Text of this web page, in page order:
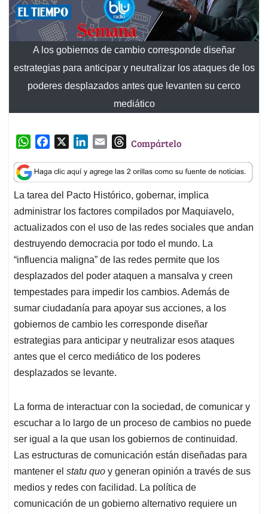
A los gobiernos de cambio corresponde diseñar
estrategias para anticipar y neutralizar los ataques de los
poderes desplazados antes que levanten su cerco
mediático
W
a
t
s
A
p
p
c
e
b
o
o
k
n
k
e
d
I
n
a
i
l
T
r
e
a
d
s
Compártelo
La tarea del Pacto Histórico, gobernar, implica
administrar los factores compilados por Maquiavelo,
actualizados con el uso de las redes sociales que andan
destruyendo democracia por todo el mundo. La
“influencia maligna” de las redes permite que los
desplazados del poder ataquen a mansalva y creen
tempestades para impedir los cambios. Además de
sumar ciudadanía para apoyar sus acciones, a los
gobiernos de cambio les corresponde diseñar
estrategias para anticipar y neutralizar esos ataques
antes que el cerco mediático de los poderes
desplazados se levante.
La forma de interactuar con la sociedad, de comunicar y
escuchar a lo largo de un proceso de cambios no puede
ser igual a la que usan los gobiernos de continuidad.
Las estructuras de comunicación están diseñadas para
mantener el statu quo y generan opinión a través de sus
medios y redes con facilidad. La política de
comunicación de un gobierno alternativo requiere un